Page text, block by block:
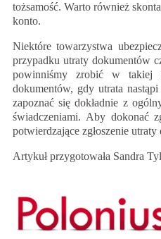
tożsamość. Warto również
konto.
Niektóre towarzystwa
przypadku utraty dokumentów
powinniśmy zrobić w takiej
dokumentów, gdy utrata
zapoznać się dokładnie z
świadczeniami. Aby dokonać
potwierdzające zgłoszenie
Artykuł przygotowała Sandra Tyl